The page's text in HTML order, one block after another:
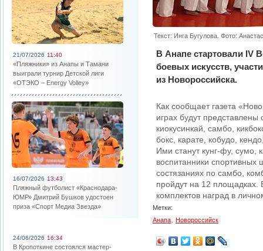
21/07/2026 11:40
«Пляжники» из Анапы и Тамани
выиграли турнир Детской лиги
«ОТЭКО – Energy Volley»
16/07/2026 13:43
Пляжный футболист «Краснодара-
ЮМР» Дмитрий Бушков удостоен
приза «Спорт Медиа Звезда»
24/06/2026 16:34
В Кропоткине состоялся мастер-
Текст: Инга Бугулова. Фото:
В Анапе стартовали IV
боевых искусств,
из Новороссийска.
Как сообщает газета
играх будут
киокусинкай, самбо,
бокс, карате, кобудо,
Ими станут кунг-фу, сумо,
воспитанники
состязаниях по самбо,
пройдут на 12 площадках.
комплектов наград в
Метки:
Анапа
Новороссийск